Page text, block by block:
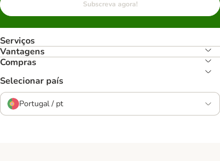
Subscreva agora!
Serviços
Vantagens
Compras
Selecionar país
Portugal / pt